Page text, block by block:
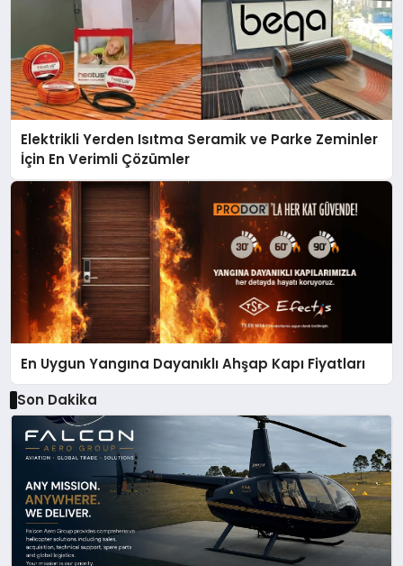
Elektrikli Yerden Isıtma Seramik ve Parke Zeminler
İçin En Verimli Çözümler
En Uygun Yangına Dayanıklı Ahşap Kapı Fiyatları
Son Dakika